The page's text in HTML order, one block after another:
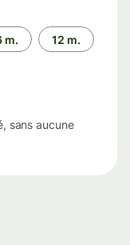
m. 12 m.
sans aucune